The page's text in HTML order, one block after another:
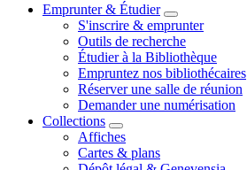
Emprunter & Étudier
S'inscrire & emprunter
Outils de recherche
Étudier à la Bibliothèque
Empruntez nos bibliothécaires
Réserver une salle de réunion
Demander une numérisation
Collections
Affiches
Cartes & plans